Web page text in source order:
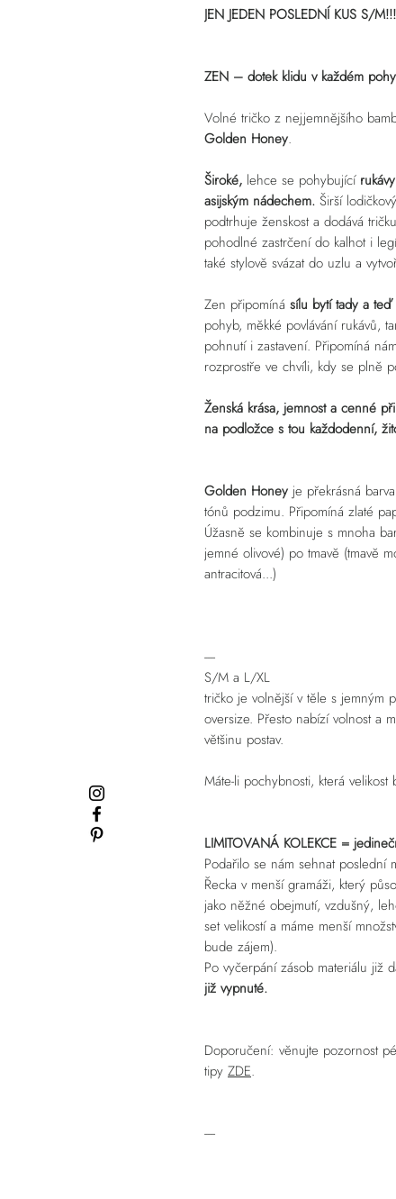
JEN JEDEN POSLEDNÍ KUS S/M!!!
ZEN – dotek klidu v každém
Volné tričko z nejjemnějšího
Golden Honey.
Široké, lehce se pohybujícírukávy
asijským nádechem. Širší
podtrhuje ženskost a dodává
pohodlné zastrčení do kalhot i
také stylově svázat do uzlu a
Zen připomíná sílu bytí tady a teď
pohyb, měkké povlávání rukávů,
pohnutí i zastavení. Připomíná
rozprostře ve chvíli, kdy se plně
Ženská krása, jemnost a cenné
na podložce s tou každodenní,
Golden Honey je překrásná
tónů podzimu. Připomíná zlaté
Úžasně se kombinuje s mnoha
jemné olivové) po tmavě (tmavě
antracitová...)
----
S/M a L/XL
tričko je volnější v těle s jemným
oversize. Přesto nabízí volnost a
většinu postav.
Máte-li pochybnosti, která
LIMITOVANÁ KOLEKCE =
Podařilo se nám sehnat poslední
Řecka v menší gramáži, který
jako něžné obejmutí, vzdušný,
set velikostí a máme menší
bude zájem).
Po vyčerpání zásob materiálu již
již vypnuté.
Doporučení: věnujte pozornost
tipy ZDE.
----